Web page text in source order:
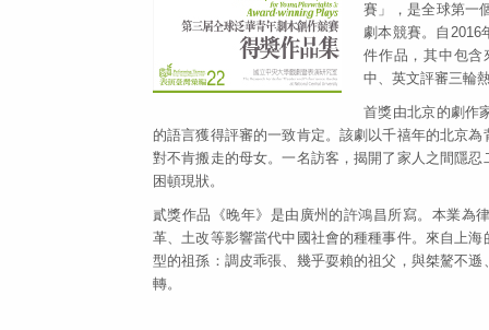
賽」，是全球第一
劇本競賽。自2016
件作品，其中包含
中、英文評審三輪
首獎由北京的劇作
的語言獲得評審的一致肯定。該劇以千禧年的北京
對不肯搬走的母女。一名訪客，揭開了家人之間隱
困頓現狀。
貳獎作品《晚年》是由廣州的許鴻昌所寫。本業為
革、土改等影響當代中國社會的種種事件。來自上
型的祖孫：調皮乖張、幾乎耍賴的祖父，與桀驁不
轉。